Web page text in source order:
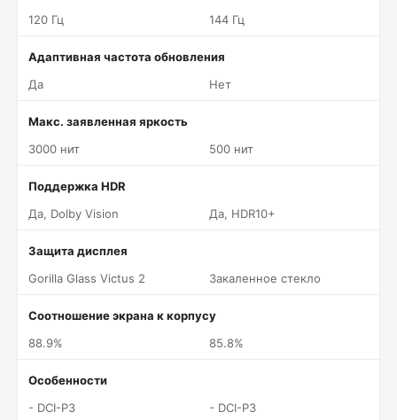
120 Гц
144 Гц
Адаптивная частота обновления
Да
Нет
Макс. заявленная яркость
3000 нит
500 нит
Поддержка HDR
Да, Dolby Vision
Да, HDR10+
Защита дисплея
Gorilla Glass Victus 2
Закаленное стекло
Соотношение экрана к корпусу
88.9%
85.8%
Особенности
- DCI-P3
- DCI-P3